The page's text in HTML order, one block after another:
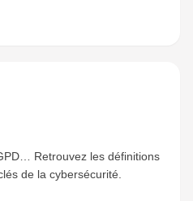
Retrouvez les définitions
de la cybersécurité.